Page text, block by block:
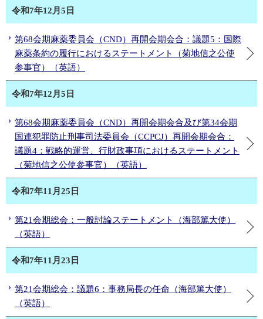
令和7年12月5日
第68会期麻薬委員会（CND）再開会期会合：議題5：国際
麻薬条約の履行におけるステートメント（菊地信之公使
参事官）（英語）
令和7年12月5日
第68会期麻薬委員会（CND）再開会期会合及び第34会期
国連犯罪防止刑事司法委員会（CCPCJ）再開会期会合：
議題4：戦略的運営、行財政事項におけるステートメント
（菊地信之公使参事官）（英語）
令和7年11月25日
第21会期総会：一般討論ステートメント（海部篤大使）
（英語）
令和7年11月23日
第21会期総会：議題6：事務局長の任命（海部篤大使）
（英語）